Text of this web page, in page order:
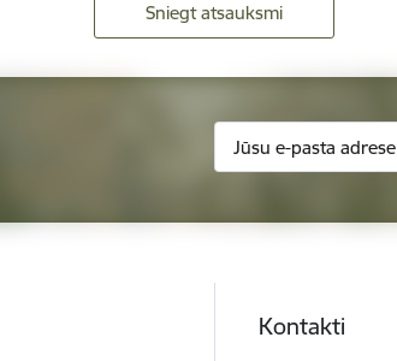
Sniegt atsauksmi
Kontakti